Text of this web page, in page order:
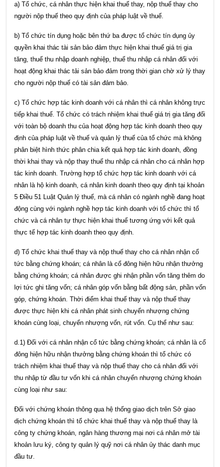
a) Tổ chức, cá nhân thực hiện khai thuế thay, nộp thuế thay cho
người nộp thuế theo quy định của pháp luật về thuế.
b) Tổ chức tín dụng hoặc bên thứ ba được tổ chức tín dụng ủy
quyền khai thác tài sản bảo đảm thực hiện khai thuế giá trị gia
tăng, thuế thu nhập doanh nghiệp, thuế thu nhập cá nhân đối với
hoạt động khai thác tải sản bảo đảm trong thời gian chờ xử lý thay
cho người nộp thuế có tài sản đảm bảo.
c) Tổ chức hợp tác kinh doanh với cá nhân thì cá nhân không trực
tiếp khai thuế. Tổ chức có trách nhiệm khai thuế giá trị gia tăng đối
với toàn bộ doanh thu của hoạt động hợp tác kinh doanh theo quy
định của pháp luật về thuế và quản lý thuế của tổ chức mà không
phân biệt hình thức phân chia kết quả hợp tác kinh doanh, đồng
thời khai thay và nộp thay thuế thu nhập cá nhân cho cá nhân hợp
tác kinh doanh. Trường hợp tổ chức hợp tác kinh doanh với cá
nhân là hộ kinh doanh, cá nhân kinh doanh theo quy định tại khoản
5 Điều 51 Luật Quản lý thuế, mà cá nhân có ngành nghề đang hoạt
động cùng với ngành nghề hợp tác kinh doanh với tổ chức thì tổ
chức và cá nhân tự thực hiện khai thuế tương ứng với kết quả
thực tế hợp tác kinh doanh theo quy định.
d) Tổ chức khai thuế thay và nộp thuế thay cho cá nhân nhận cổ
tức bằng chứng khoán; cá nhân là cổ đông hiện hữu nhận thưởng
bằng chứng khoán; cá nhân được ghi nhận phần vốn tăng thêm do
lợi tức ghi tăng vốn; cá nhân góp vốn bằng bất động sản, phần vốn
góp, chứng khoán. Thời điểm khai thuế thay và nộp thuế thay
được thực hiện khi cá nhân phát sinh chuyển nhượng chứng
khoán cùng loại, chuyển nhượng vốn, rút vốn. Cụ thể như sau:
d.1) Đối với cá nhân nhận cổ tức bằng chứng khoán; cá nhân là cổ
đông hiện hữu nhận thưởng bằng chứng khoán thì tổ chức có
trách nhiệm khai thuế thay và nộp thuế thay cho cá nhân đối với
thu nhập từ đầu tư vốn khi cá nhân chuyển nhượng chứng khoán
cùng loại như sau:
Đối với chứng khoán thông qua hệ thống giao dịch trên Sở giao
dịch chứng khoán thì tổ chức khai thuế thay và nộp thuế thay là
công ty chứng khoán, ngân hàng thương mại nơi cá nhân mở tài
khoản lưu ký, công ty quản lý quỹ nơi cá nhân ủy thác danh mục
đầu tư.